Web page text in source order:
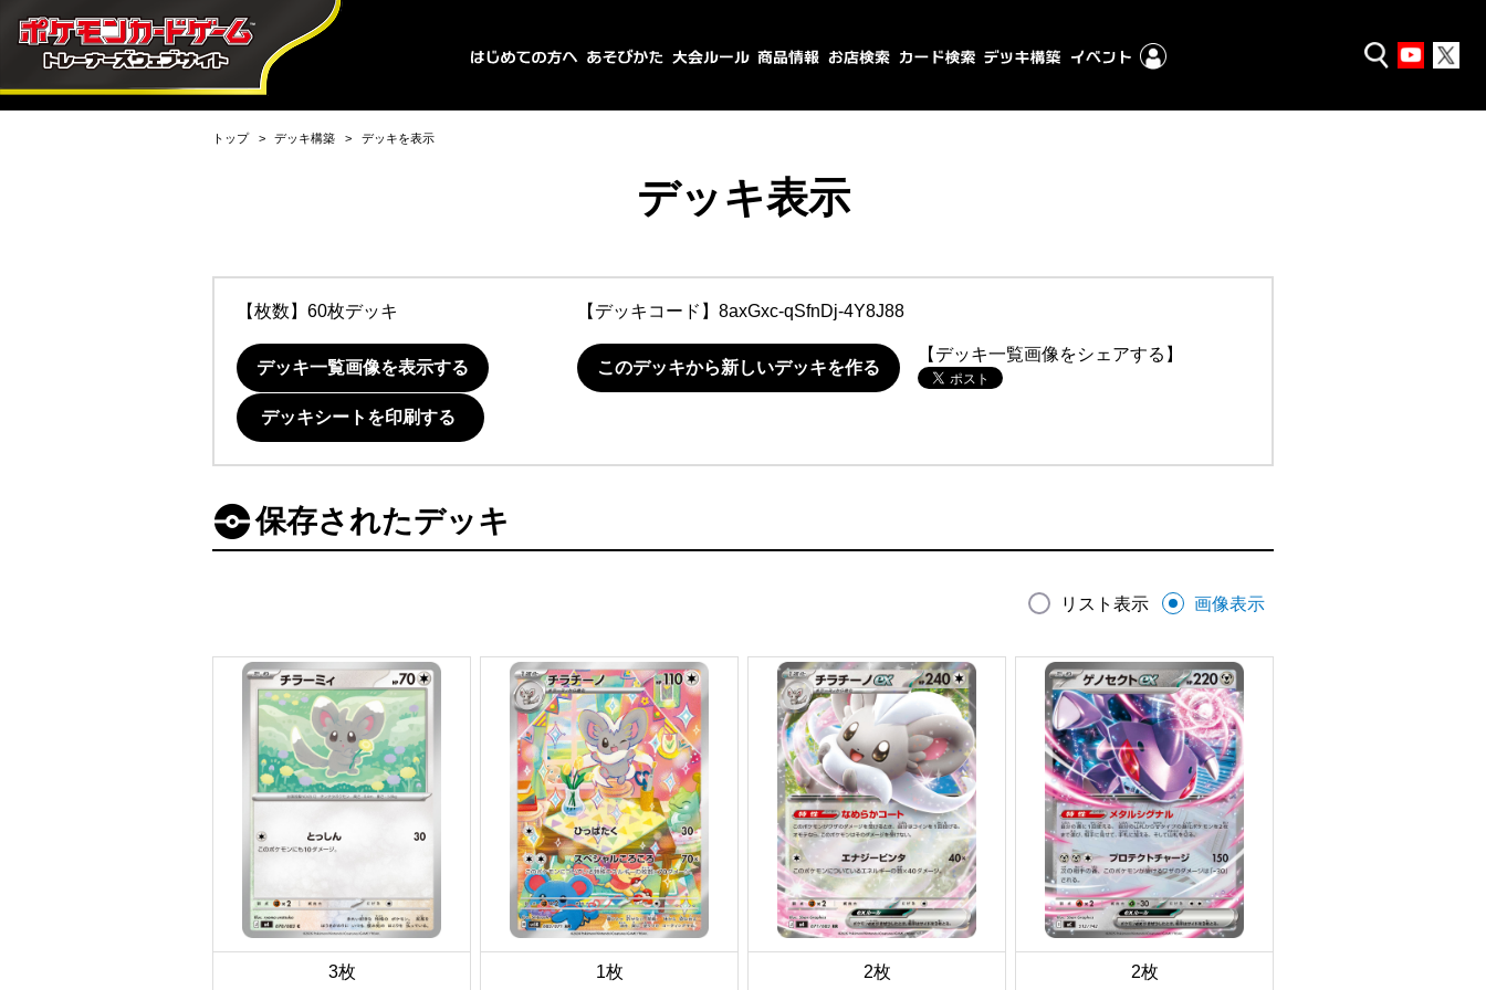
トップ デッキ構築 デッキを表示
デッキ表示
【枚数】60枚デッキ 【デッキコード】 8axGxc-qSfnDj-4Y8J88
デッキ一覧画像を表示する このデッキから新しいデッキを作る
【デッキ一覧画像をシェアする】
デッキシートを印刷する
保存されたデッキ
リスト表示 画像表示
3枚 1枚 2枚 2枚